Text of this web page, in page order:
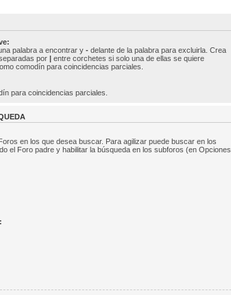
palabra a encontrar y - delante de la palabra para excluirla. Crea
por | entre corchetes si solo una de ellas se quiere
comodín para coincidencias parciales.
para coincidencias parciales.
en los que desea buscar. Para agilizar puede buscar en los
el Foro padre y habilitar la búsqueda en los subforos (en Opciones